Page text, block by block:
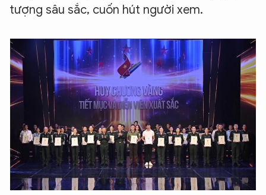
tượng sâu sắc, cuốn hút người xem.